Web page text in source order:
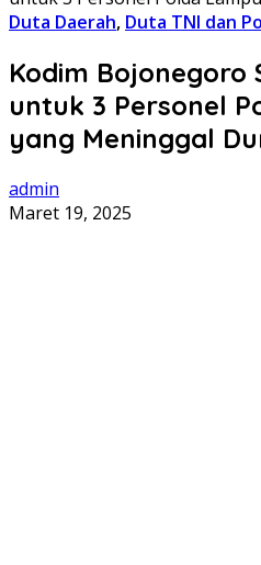
Duta Daerah, Duta TNI dan
Kodim Bojonegoro
untuk 3 Personel
yang Meninggal
admin
Maret 19, 2025